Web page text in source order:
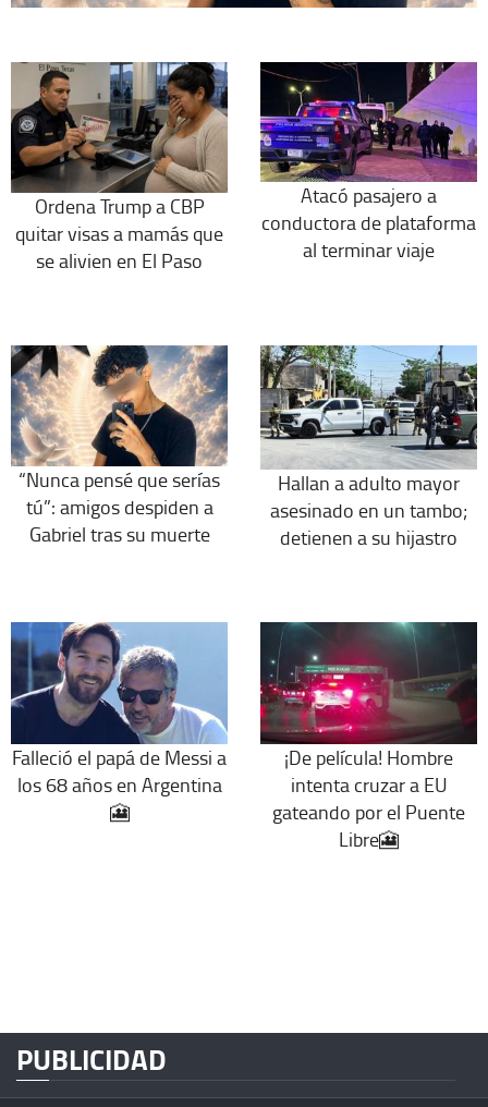
Ordena Trump a CBP
quitar visas a mamás que
se alivien en El Paso
Atacó pasajero a
conductora de plataforma
al terminar viaje
“Nunca pensé que serías
tú”: amigos despiden a
Gabriel tras su muerte
Hallan a adulto mayor
asesinado en un tambo;
detienen a su hijastro
Falleció el papá de Messi a
los 68 años en Argentina
🎦
¡De película! Hombre
intenta cruzar a EU
gateando por el Puente
Libre🎦
PUBLICIDAD